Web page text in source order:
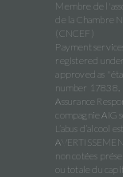
Membre de
de la Chambre
(CNCEF)
Payment
registered
approved as
number 17838.
Assurance
compagnie AIG
L’abus d’alcool
non cotées
ou totale du